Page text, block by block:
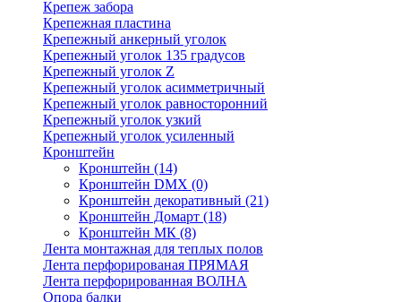
Крепеж забора
Крепежная пластина
Крепежный анкерный уголок
Крепежный уголок 135 градусов
Крепежный уголок Z
Крепежный уголок асимметричный
Крепежный уголок равносторонний
Крепежный уголок узкий
Крепежный уголок усиленный
Кронштейн
Кронштейн (14)
Кронштейн DMX (0)
Кронштейн декоративный (21)
Кронштейн Домарт (18)
Кронштейн МК (8)
Лента монтажная для теплых полов
Лента перфорированая ПРЯМАЯ
Лента перфорированная ВОЛНА
Опора балки